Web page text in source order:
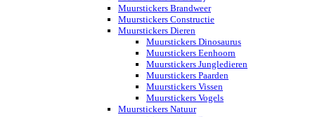
Muurstickers Brandweer
Muurstickers Constructie
Muurstickers Dieren
Muurstickers Dinosaurus
Muurstickers Eenhoorn
Muurstickers Jungledieren
Muurstickers Paarden
Muurstickers Vissen
Muurstickers Vogels
Muurstickers Natuur